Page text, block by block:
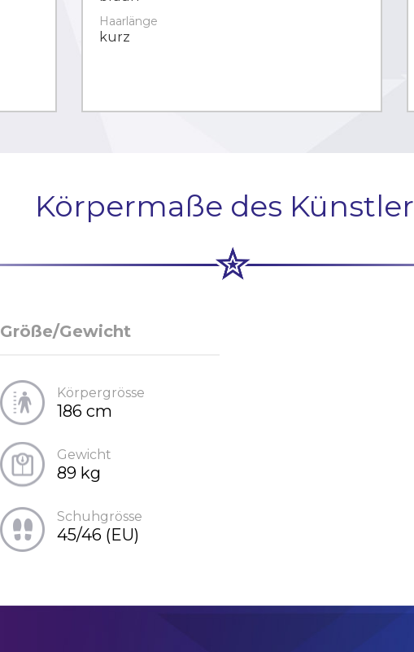
Haarlänge
kurz
Körpermaße des
Größe/Gewicht
Körpergrösse
186 cm
Gewicht
89 kg
Schuhgrösse
45/46 (EU)